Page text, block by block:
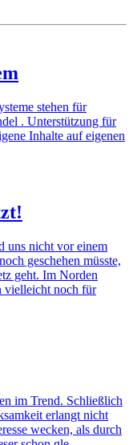
stehen für
. Unterstützung für
Inhalte auf eigenen
uns nicht vor einem
geschehen müsste,
geht. Im Norden
vielleicht noch für
im Trend. Schließlich
erlangt nicht
wecken, als durch